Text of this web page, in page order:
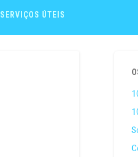
SERVIÇOS ÚTEIS